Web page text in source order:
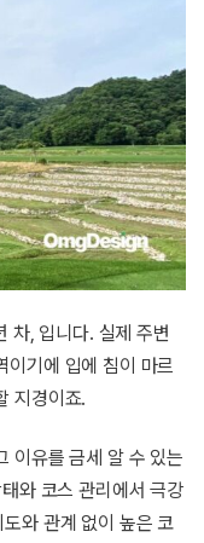
차, 입니다. 실제 주변
이기에 입에 침이 마르
지경이죠.
이유를 금세 알 수 있는
와 코스 관리에서 극강
와 관계 없이 높은 코